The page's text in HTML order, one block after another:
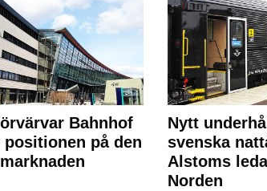
Bahnhof
positionen på den
Nytt
svenska
Alstoms
Norden